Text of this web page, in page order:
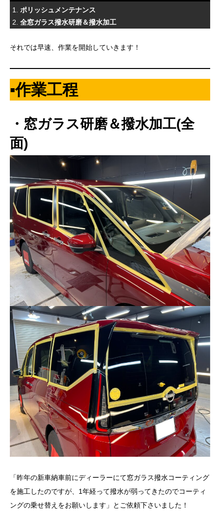
ポリッシュメンテナンス
全窓ガラス撥水研磨＆撥水加工
それでは早速、作業を開始していきます！
▪️作業工程
・窓ガラス研磨＆撥水加工(全
面)
「昨年の新車納車前にディーラーにて窓ガラス撥水コーティング
を施工したのですが、1年経って撥水が弱ってきたのでコーティ
ングの乗せ替えをお願いします」とご依頼下さいました！